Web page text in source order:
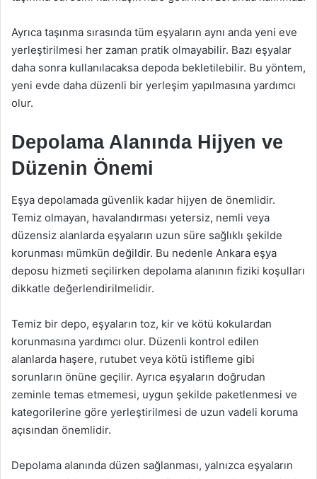
Ayrıca taşınma sırasında tüm eşyaların aynı anda yeni eve
yerleştirilmesi her zaman pratik olmayabilir. Bazı eşyalar
daha sonra kullanılacaksa depoda bekletilebilir. Bu yöntem,
yeni evde daha düzenli bir yerleşim yapılmasına yardımcı
olur.
Depolama Alanında Hijyen ve
Düzenin Önemi
Eşya depolamada güvenlik kadar hijyen de önemlidir.
Temiz olmayan, havalandırması yetersiz, nemli veya
düzensiz alanlarda eşyaların uzun süre sağlıklı şekilde
korunması mümkün değildir. Bu nedenle Ankara eşya
deposu hizmeti seçilirken depolama alanının fiziki koşulları
dikkatle değerlendirilmelidir.
Temiz bir depo, eşyaların toz, kir ve kötü kokulardan
korunmasına yardımcı olur. Düzenli kontrol edilen
alanlarda haşere, rutubet veya kötü istifleme gibi
sorunların önüne geçilir. Ayrıca eşyaların doğrudan
zeminle temas etmemesi, uygun şekilde paketlenmesi ve
kategorilerine göre yerleştirilmesi de uzun vadeli koruma
açısından önemlidir.
Depolama alanında düzen sağlanması, yalnızca eşyaların